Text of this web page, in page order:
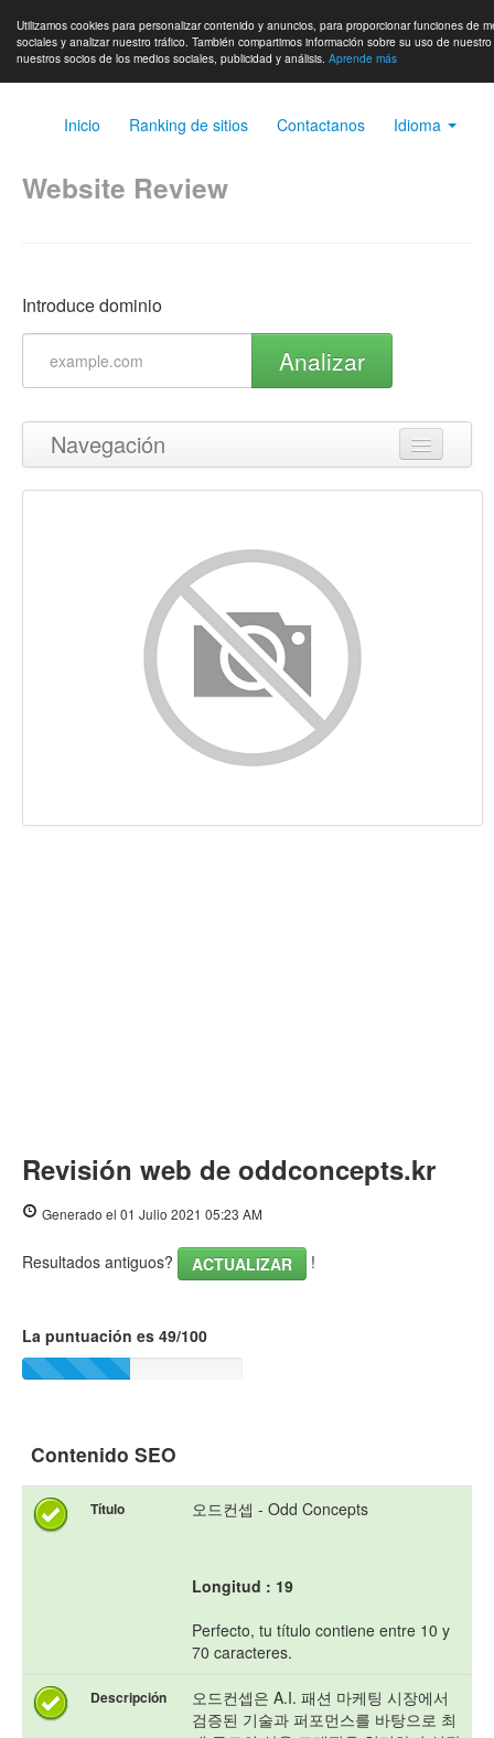
Utilizamos cookies para personalizar contenido y anuncios, para proporcionar funciones de
sociales y analizar nuestro tráfico. También compartimos información sobre su uso de
nuestros socios de los medios sociales, publicidad y análisis. Aprende más
Inicio Ranking de sitios Contactanos Idioma
Website Review
Introduce dominio
Analizar
Navegación
Volver arriba
Palabras Claves (Keywords)
Usabilidad
Documento
Revisión web de oddconcepts.kr
Generado el 01 Julio 2021 05:23 AM
Resultados antiguos? ACTUALIZAR !
La puntuación es 49/100
Contenido SEO
Título 오드컨셉 - Odd Concepts
Longitud : 19
Perfecto, tu título contiene entre 10 y
70 caracteres.
Descripción
오드컨셉은 A.I. 패션 마케팅 시장에서
검증된 기술과 퍼포먼스를 바탕으로 최